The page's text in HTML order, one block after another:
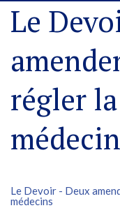
Le
régler
Le Devoir - Deux
médecins